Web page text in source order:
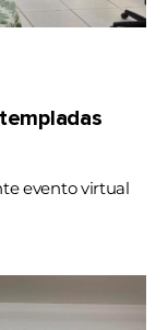
evento virtual